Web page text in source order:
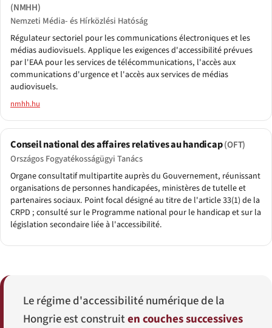
(NMHH)
Nemzeti Média- és Hírközlési Hatóság
Régulateur sectoriel pour les communications électroniques et les
médias audiovisuels. Applique les exigences d'accessibilité prévues
par l'EAA pour les services de télécommunications, l'accès aux
communications d'urgence et l'accès aux services de médias
audiovisuels.
nmhh.hu
Conseil national des affaires relatives au handicap(OFT)
Országos Fogyatékosságügyi Tanács
Organe consultatif multipartite auprès du Gouvernement, réunissant
organisations de personnes handicapées, ministères de tutelle et
partenaires sociaux. Point focal désigné au titre de l'article 33(1) de la
CRPD ; consulté sur le Programme national pour le handicap et sur la
législation secondaire liée à l'accessibilité.
Le régime d'accessibilité numérique de la
Hongrie est construiten couches successives